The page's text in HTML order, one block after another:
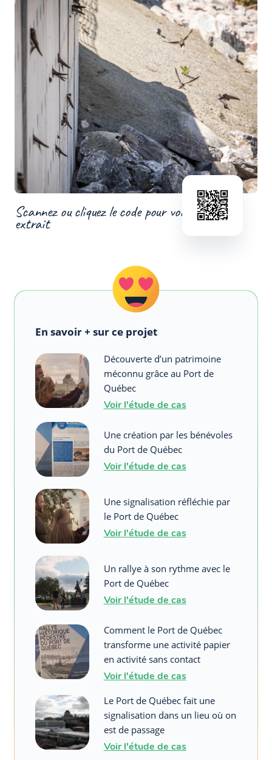
Scannez ou cliquez le code pour voir un
extrait
En savoir + sur ce projet
Découverte d’un patrimoine
méconnu grâce au Port de
Québec
Voir l'étude de cas
Une création par les bénévoles
du Port de Québec
Voir l'étude de cas
Une signalisation réfléchie par
le Port de Québec
Voir l'étude de cas
Un rallye à son rythme avec le
Port de Québec
Voir l'étude de cas
Comment le Port de Québec
transforme une activité papier
en activité sans contact
Voir l'étude de cas
Le Port de Québec fait une
signalisation dans un lieu où on
est de passage
Voir l'étude de cas